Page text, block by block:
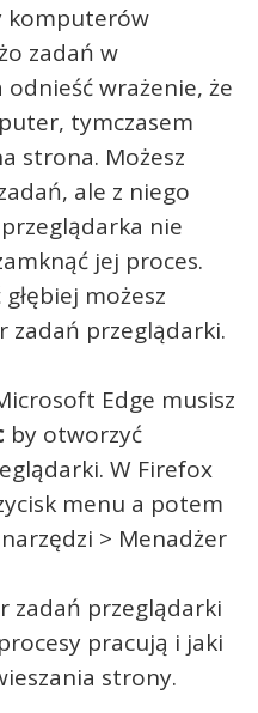
komputerów
zadań w
wrażenie, że
tymczasem
strona. Możesz
ale z niego
nie
jej proces.
możesz
zadań przeglądarki.
Edge musisz
by otworzyć
W Firefox
menu a potem
> Menadżer
zadań przeglądarki
pracują i jaki
strony.